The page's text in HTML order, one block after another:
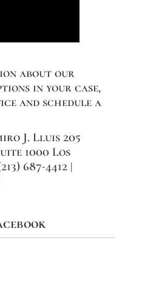
about our
in your case,
and schedule a
J. Lluis 205
1000 Los
687-4412 |